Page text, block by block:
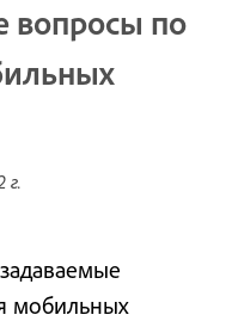
вопросы по
г.
мобильных